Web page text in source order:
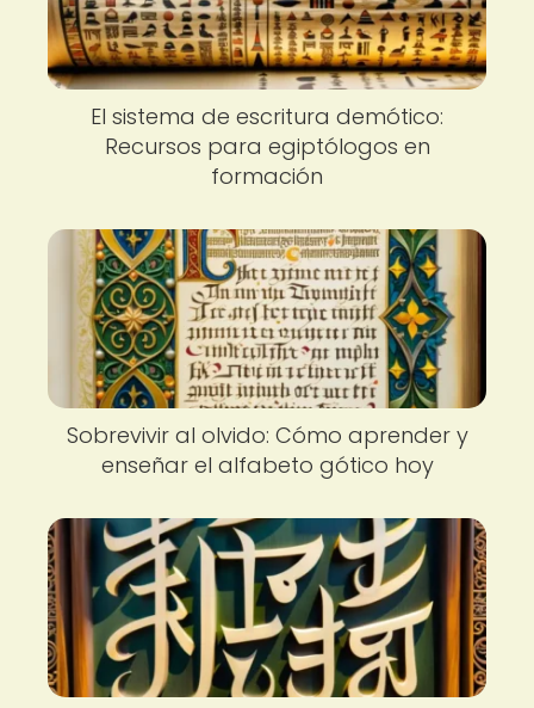
El sistema de escritura demótico:
Recursos para egiptólogos en
formación
Sobrevivir al olvido: Cómo aprender y
enseñar el alfabeto gótico hoy